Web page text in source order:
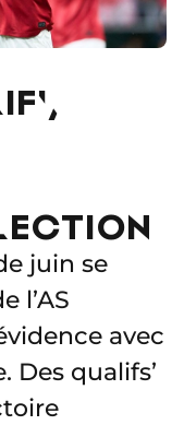
juin se
l’AS
avec
Des qualifs’